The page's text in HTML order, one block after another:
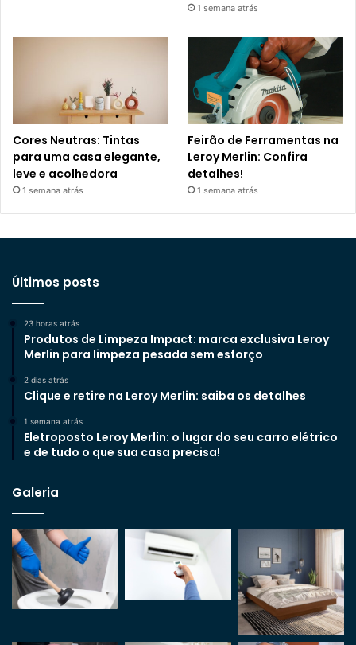
1 semana atrás
Cores Neutras: Tintas
para uma casa elegante,
leve e acolhedora
1 semana atrás
Feirão de Ferramentas na
Leroy Merlin: Confira
detalhes!
1 semana atrás
Últimos posts
23 horas atrás
Produtos de Limpeza Impact: marca exclusiva Leroy
Merlin para limpeza pesada sem esforço
2 dias atrás
Clique e retire na Leroy Merlin: saiba os detalhes
1 semana atrás
Eletroposto Leroy Merlin: o lugar do seu carro elétrico
e de tudo o que sua casa precisa!
Galeria